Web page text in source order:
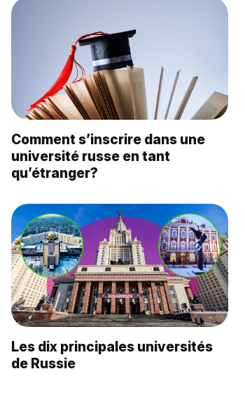
Comment s’inscrire dans une
université russe en tant
qu’étranger?
Les dix principales universités
de Russie